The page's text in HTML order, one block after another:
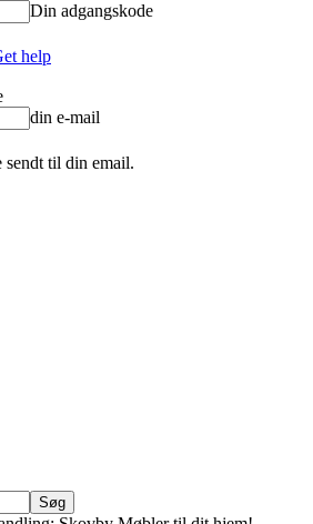
Din adgangskode
help
din e-mail
til din email.